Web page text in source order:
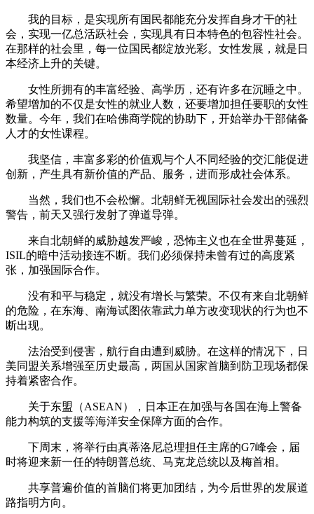
我的目标，是实现所有国民都能充分发挥自身才干的社
会，实现一亿总活跃社会，实现具有日本特色的包容性社会。
在那样的社会里，每一位国民都绽放光彩。女性发展，就是日
本经济上升的关键。
女性所拥有的丰富经验、高学历，还有许多在沉睡之中。
希望增加的不仅是女性的就业人数，还要增加担任要职的女性
数量。今年，我们在哈佛商学院的协助下，开始举办干部储备
人才的女性课程。
我坚信，丰富多彩的价值观与个人不同经验的交汇能促进
创新，产生具有新价值的产品、服务，进而形成社会体系。
当然，我们也不会松懈。北朝鲜无视国际社会发出的强烈
警告，前天又强行发射了弹道导弹。
来自北朝鲜的威胁越发严峻，恐怖主义也在全世界蔓延，
ISIL的暗中活动接连不断。我们必须保持未曾有过的高度紧
张，加强国际合作。
没有和平与稳定，就没有增长与繁荣。不仅有来自北朝鲜
的危险，在东海、南海试图依靠武力单方改变现状的行为也不
断出现。
法治受到侵害，航行自由遭到威胁。在这样的情况下，日
美同盟关系增强至历史最高，两国从国家首脑到防卫现场都保
持着紧密合作。
关于东盟（ASEAN），日本正在加强与各国在海上警备
能力构筑的支援等海洋安全保障方面的合作。
下周末，将举行由真蒂洛尼总理担任主席的G7峰会，届
时将迎来新一任的特朗普总统、马克龙总统以及梅首相。
共享普遍价值的首脑们将更加团结，为今后世界的发展道
路指明方向。